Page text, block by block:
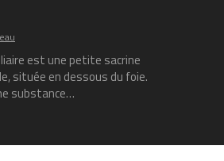
est une petite sacrine
située en dessous du foie.
substance…